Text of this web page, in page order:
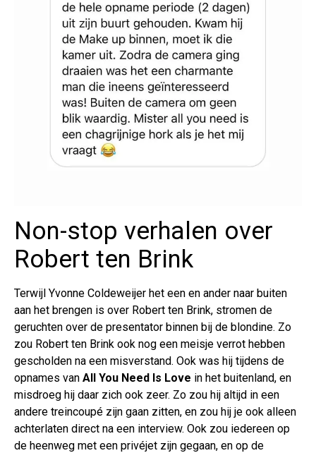
Non-stop verhalen over
Robert ten Brink
Terwijl Yvonne Coldeweijer het een en ander naar buiten
aan het brengen is over Robert ten Brink, stromen de
geruchten over de presentator binnen bij de blondine. Zo
zou Robert ten Brink ook nog een meisje verrot hebben
gescholden na een misverstand. Ook was hij tijdens de
opnames van All You Need Is Love in het buitenland, en
misdroeg hij daar zich ook zeer. Zo zou hij altijd in een
andere treincoupé zijn gaan zitten, en zou hij je ook alleen
achterlaten direct na een interview. Ook zou iedereen op
de heenweg met een privéjet zijn gegaan, en op de